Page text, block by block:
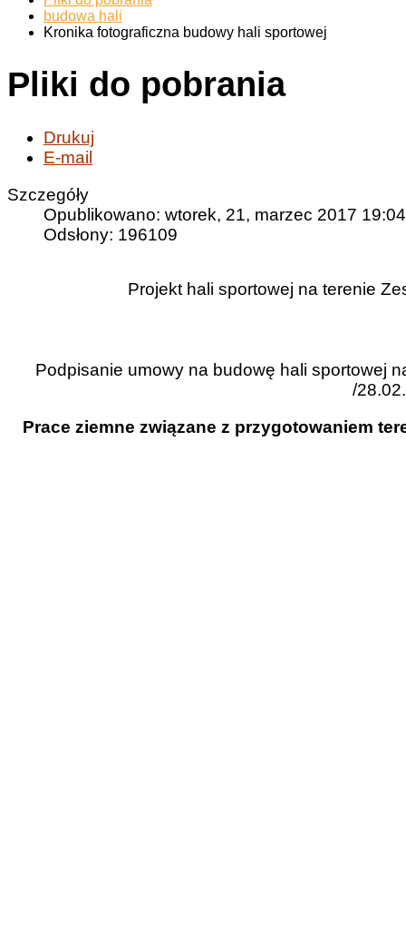
budowa hali
Kronika fotograficzna budowy hali sportowej
Pliki do pobrania
Drukuj
E-mail
Szczegóły
Opublikowano: wtorek, 21, marzec 2017 19:04
Odsłony: 196109
Projekt hali sportowej na terenie
Podpisanie umowy na budowę hali sportowej
/
Prace ziemne związane z przygotowaniem